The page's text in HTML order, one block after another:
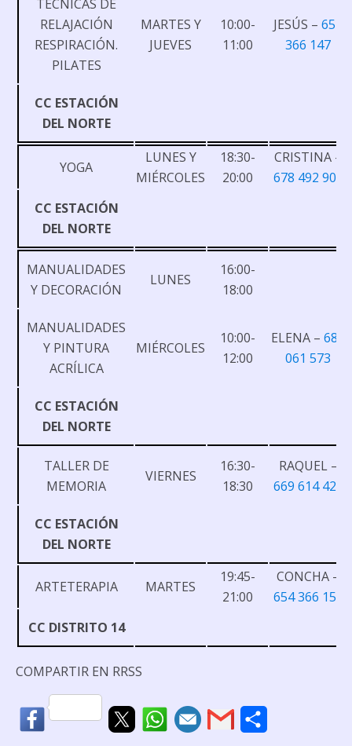
TÉCNICAS DE
RELAJACIÓN
RESPIRACIÓN.
PILATES
MARTES Y
JUEVES
10:00-
11:00
JESÚS – 654
366 147
CC ESTACIÓN
DEL NORTE
YOGA
LUNES Y
MIÉRCOLES
18:30-
20:00
CRISTINA –
678 492 901
CC ESTACIÓN
DEL NORTE
MANUALIDADES
Y DECORACIÓN
LUNES
16:00-
18:00
MANUALIDADES
Y PINTURA
ACRÍLICA
MIÉRCOLES
10:00-
12:00
ELENA – 681
061 573
CC ESTACIÓN
DEL NORTE
TALLER DE
MEMORIA
VIERNES
16:30-
18:30
RAQUEL –
669 614 421
CC ESTACIÓN
DEL NORTE
ARTETERAPIA MARTES
19:45-
21:00
CONCHA –
654 366 151
CC DISTRITO 14
COMPARTIR EN RRSS